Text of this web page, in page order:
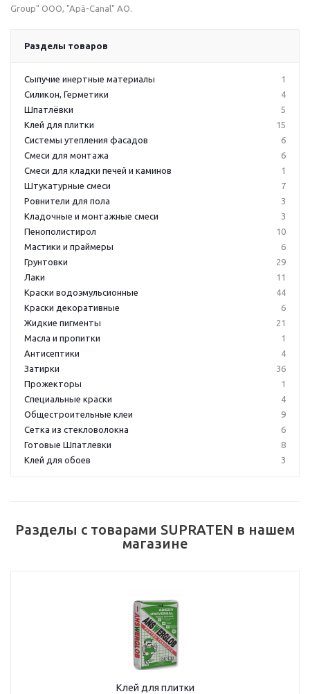
Group" OOO, "Apă-Canal" AO.
Разделы товаров
Сыпучие инертные материалы
1
Силикон, Герметики
4
Шпатлёвки
5
Клей для плитки
15
Системы утепления фасадов
6
Смеси для монтажа
6
Смеси для кладки печей и каминов
1
Штукатурные смеси
7
Ровнители для пола
3
Кладочные и монтажные смеси
3
Пенополистирол
10
Мастики и праймеры
6
Грунтовки
29
Лаки
11
Краски водоэмульсионные
44
Краски декоративные
6
Жидкие пигменты
21
Масла и пропитки
1
Антисептики
4
Затирки
36
Прожекторы
1
Специальные краски
4
Общестроительные клеи
9
Сетка из стекловолокна
6
Готовые Шпатлевки
8
Клей для обоев
3
Разделы с товарами SUPRATEN в нашем
магазине
Клей для плитки